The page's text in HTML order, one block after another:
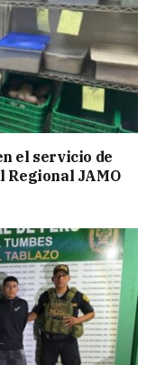
el servicio de
JAMO